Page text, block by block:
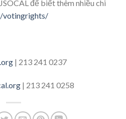
để biết thêm nhiều chi
votingrights/
| 213 241 0237
| 213 241 0258